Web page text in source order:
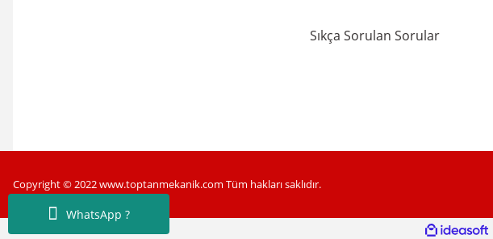
WhatsApp ?
Sıkça Sorulan Sorular
Copyright © 2022 www.toptanmekanik.com Tüm hakları saklıdır.